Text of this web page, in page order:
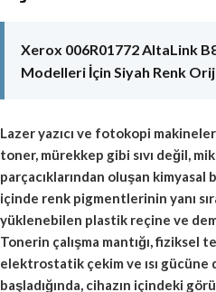
Xerox 006R01772 AltaLink
Modelleri İçin Siyah Renk
Lazer yazıcı ve fotokopi
toner, mürekkep gibi sıvı değil,
parçacıklarından oluşan kimyasal
içinde renk pigmentlerinin yanı
yüklenebilen plastik reçine ve
Tonerin çalışma mantığı, fiziksel
elektrostatik çekim ve ısı gücüne
başladığında, cihazın içindeki